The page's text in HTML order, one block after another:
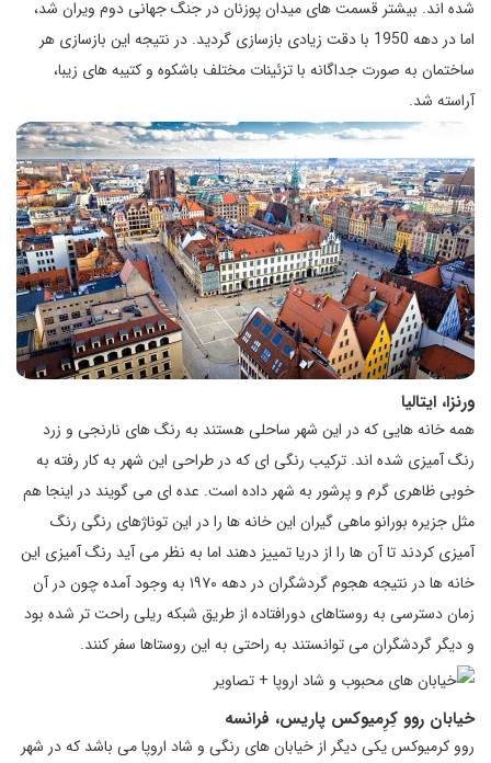
شده اند. بیشتر قسمت های میدان پوزنان در جنگ جهانی دوم ویران شد،
اما در دهه 1950 با دقت زیادی بازسازی گردید. در نتیجه این بازسازی هر
ساختمان به صورت جداگانه با تزئینات مختلف باشکوه و کتیبه های زیبا،
آراسته شد.
ورنزا، ایتالیا
همه خانه هایی که در این شهر ساحلی هستند به رنگ های نارنجی و زرد
رنگ آمیزی شده اند. ترکیب رنگی ای که در طراحی این شهر به کار رفته به
خوبی ظاهری گرم و پرشور به شهر داده است. عده ای می گویند در اینجا هم
مثل جزیره بورانو ماهی گیران این خانه ها را در این توناژهای رنگی رنگ
آمیزی کردند تا آن ها را از دریا تمییز دهند اما به نظر می آید رنگ آمیزی این
خانه ها در نتیجه هجوم گردشگران در دهه ۱۹۷۰ به وجود آمده چون در آن
زمان دسترسی به روستاهای دورافتاده از طریق شبکه ریلی راحت تر شده بود
و دیگر گردشگران می توانستند به راحتی به این روستاها سفر کنند.
خیابان روو کِرِمیوکس پاریس، فرانسه
روو کرمیوکس یکی دیگر از خیابان های رنگی و شاد اروپا می باشد که در شهر